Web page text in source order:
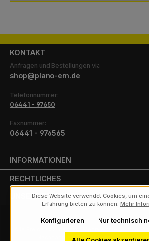
KONTAKT
Anfragen und Bestellungen via
shop@plano-em.de
Telefonnummer:
06441 - 97650
Faxnummer:
06441 - 976565
INFORMATIONEN
RECHTLICHES
UNSERE PARTNER
Nachnahmegebühren, wenn nicht
Diese Website verwendet Cookies, um
Erfahrung bieten zu können. Mehr
Nur technisch
Konfigurieren